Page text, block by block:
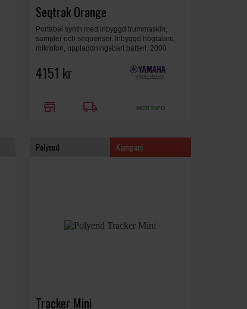
Seqtrak Orange
Portabel synth med inbyggd trummaskin,
sampler och sequenser. Inbyggd högtalare,
mikrofon, uppladdningsbart batteri. 2000
343x38x97 mm, 0.5 kg, Grå/Orange.
4151 kr
store local_shipping MER INFO
Polyend Kampanj
Tracker Mini